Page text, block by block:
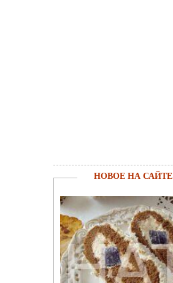
НОВОЕ НА САЙТЕ